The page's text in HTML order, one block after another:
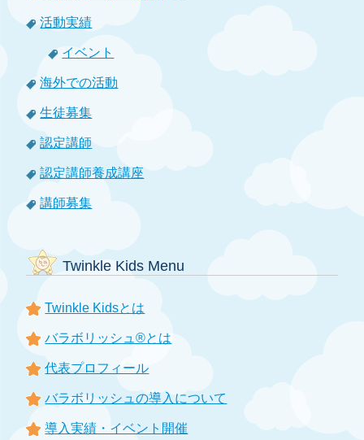
活動実績
イベント
海外での活動
生徒募集
認定講師
認定講師養成講座
講師募集
Twinkle Kids Menu
Twinkle Kidsとは
バラボリッシュ®とは
代表プロフィール
バラボリッシュの導入について
導入実績・イベント開催